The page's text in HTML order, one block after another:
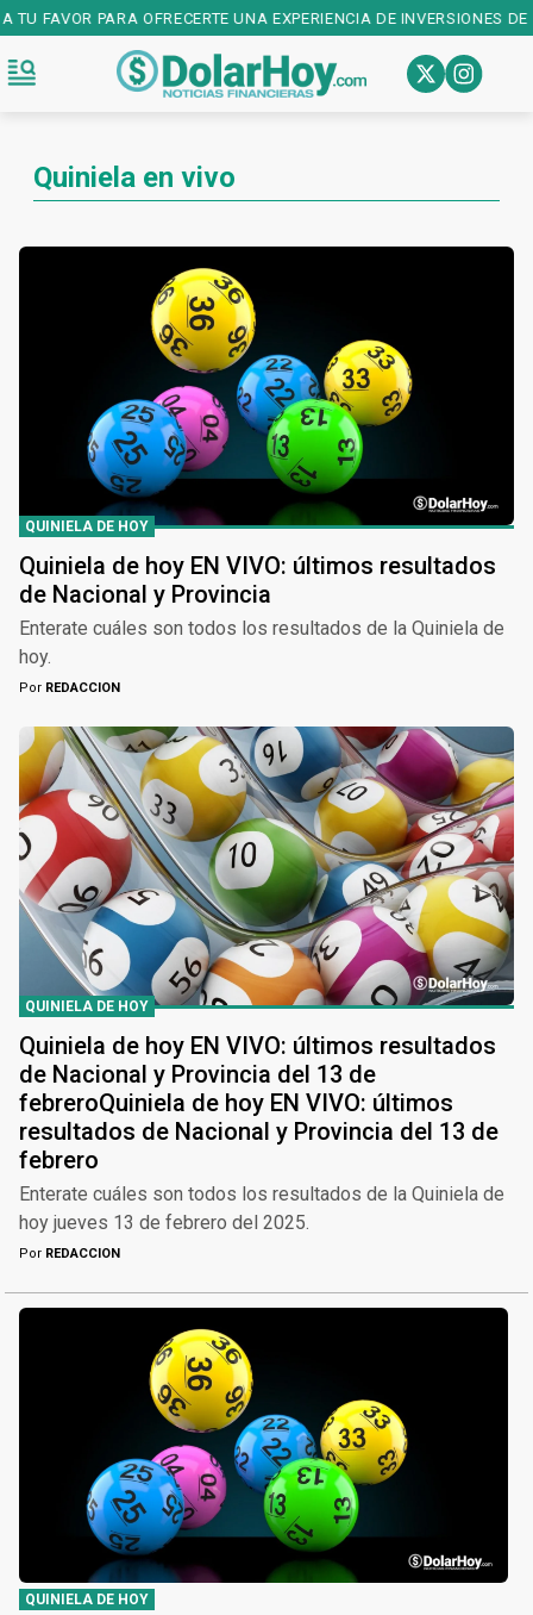
PARA OFRECERTE UNA EXPERIENCIA DE INVERSIONES DE
Quiniela en vivo
QUINIELA DE HOY
Quiniela de hoy EN VIVO: últimos resultados
de Nacional y Provincia
Enterate cuáles son todos los resultados de la Quiniela de
hoy.
Por REDACCION
QUINIELA DE HOY
Quiniela de hoy EN VIVO: últimos resultados
de Nacional y Provincia del 13 de
febreroQuiniela de hoy EN VIVO: últimos
resultados de Nacional y Provincia del 13 de
febrero
Enterate cuáles son todos los resultados de la Quiniela de
hoy jueves 13 de febrero del 2025.
Por REDACCION
QUINIELA DE HOY